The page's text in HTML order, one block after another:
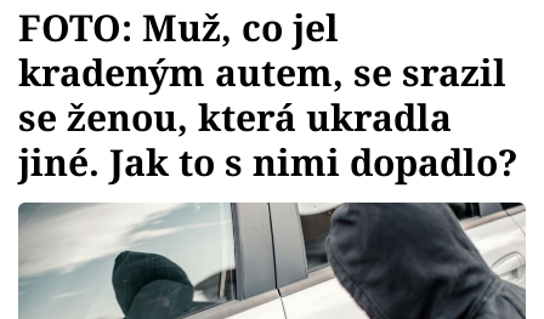
Témata
Showbyznys
Youtubeři
Virály
FOTO: Muž, co jel
kradeným autem, se srazil
se ženou, která ukradla
jiné. Jak to s nimi dopadlo?